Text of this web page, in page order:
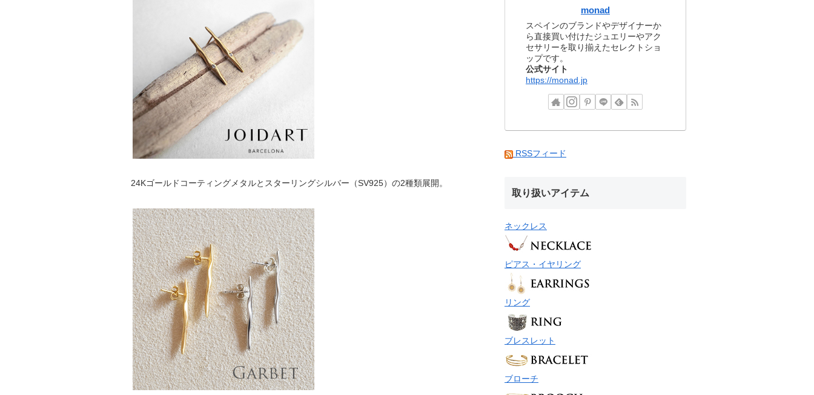
24Kゴールドコーティングメタルとスターリングシルバー（SV925）の2種類展開。
monad
スペインのブランドやデザイナーか
ら直接買い付けたジュエリーやアク
セサリーを取り揃えたセレクトショ
ップです。
公式サイト
https://monad.jp
RSSフィード
取り扱いアイテム
ネックレス
ピアス・イヤリング
リング
ブレスレット
ブローチ